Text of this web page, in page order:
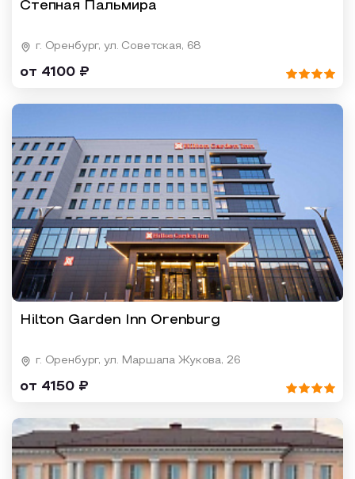
Степная Пальмира
г. Оренбург, ул. Советская, 68
от 4100 ₽
Hilton Garden Inn Orenburg
г. Оренбург, ул. Маршала Жукова, 26
от 4150 ₽